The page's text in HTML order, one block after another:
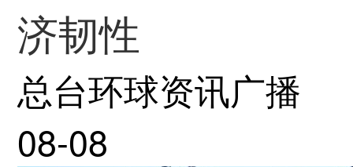
济韧性
总台环球资讯广播
08-08